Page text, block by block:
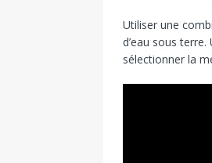
Utiliser une
d’eau sous
sélectionner la